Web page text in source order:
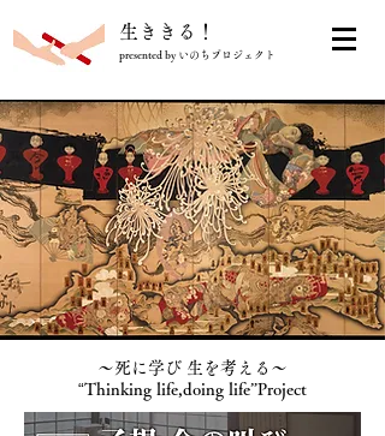
​生ききる！
presented by いのちプロジェクト
〜死に学び 生を考える〜
“Thinking life,doing life”Project